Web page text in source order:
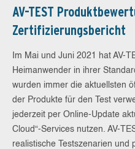
AV-TEST
Zertifizierungsbericht
Im Mai und Juni 2021 hat AV-
Heimanwender in ihrer
wurden immer die aktuellsten
der Produkte für den Test
jederzeit per Online-Update
Cloud“-Services nutzen. AV-
realistische Testszenarien und